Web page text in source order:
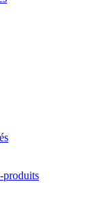
produits